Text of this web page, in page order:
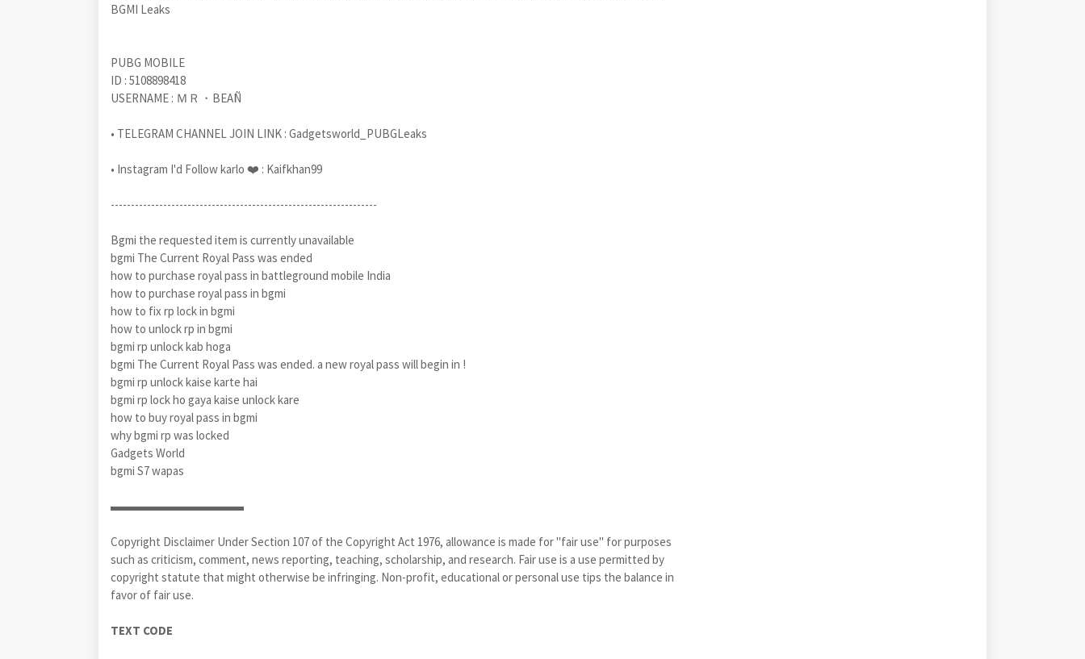
BGMI Leaks
PUBG MOBILE
ID : 5108898418
USERNAME : ＭＲ・BEAÑ
• TELEGRAM CHANNEL JOIN LINK : Gadgetsworld_PUBGLeaks
• Instagram I'd Follow karlo ❤️ : Kaifkhan99
------------------------------------------------------------------
Bgmi the requested item is currently unavailable
bgmi The Current Royal Pass was ended
how to purchase royal pass in battleground mobile India
how to purchase royal pass in bgmi
how to fix rp lock in bgmi
how to unlock rp in bgmi
bgmi rp unlock kab hoga
bgmi The Current Royal Pass was ended. a new royal pass will begin in !
bgmi rp unlock kaise karte hai
bgmi rp lock ho gaya kaise unlock kare
how to buy royal pass in bgmi
why bgmi rp was locked
Gadgets World
bgmi S7 wapas
▬▬▬▬▬▬▬▬▬▬▬
Copyright Disclaimer Under Section 107 of the Copyright Act 1976, allowance is made for "fair use" for purposes
such as criticism, comment, news reporting, teaching, scholarship, and research. Fair use is a use permitted by
copyright statute that might otherwise be infringing. Non-profit, educational or personal use tips the balance in
favor of fair use.
TEXT CODE